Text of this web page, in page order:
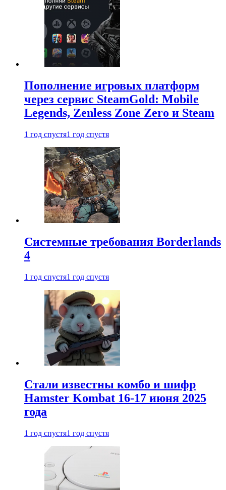
Пополнение игровых платформ
через сервис SteamGold: Mobile
Legends, Zenless Zone Zero и Steam
1 год спустя1 год спустя
Системные требования Borderlands
4
1 год спустя1 год спустя
Стали известны комбо и шифр
Hamster Kombat 16-17 июня 2025
года
1 год спустя1 год спустя